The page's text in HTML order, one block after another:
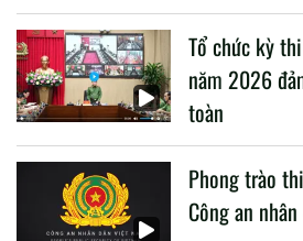
liên quan đến công tác giáo dục và
CAND.
Tổ chức kỳ
năm 2026
toàn
Phong trào
Công an